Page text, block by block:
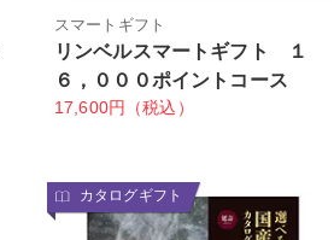
スマートギフト
リンベルスマートギフト １
６，０００ポイントコース
17,600円（税込）
カタログギフト